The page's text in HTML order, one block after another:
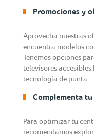
Promociones y
Aprovecha nuestras
encuentra modelos
Tenemos opciones
televisores
tecnología de punta.
Complementa
Para optimizar tu
recomendamos